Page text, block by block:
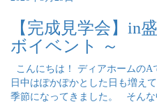
【完成見学会】in
ボイベント ～
こんにちは！ ディアホームの
日中はぽかぽかとした日も増え
季節になってきました。 そんな